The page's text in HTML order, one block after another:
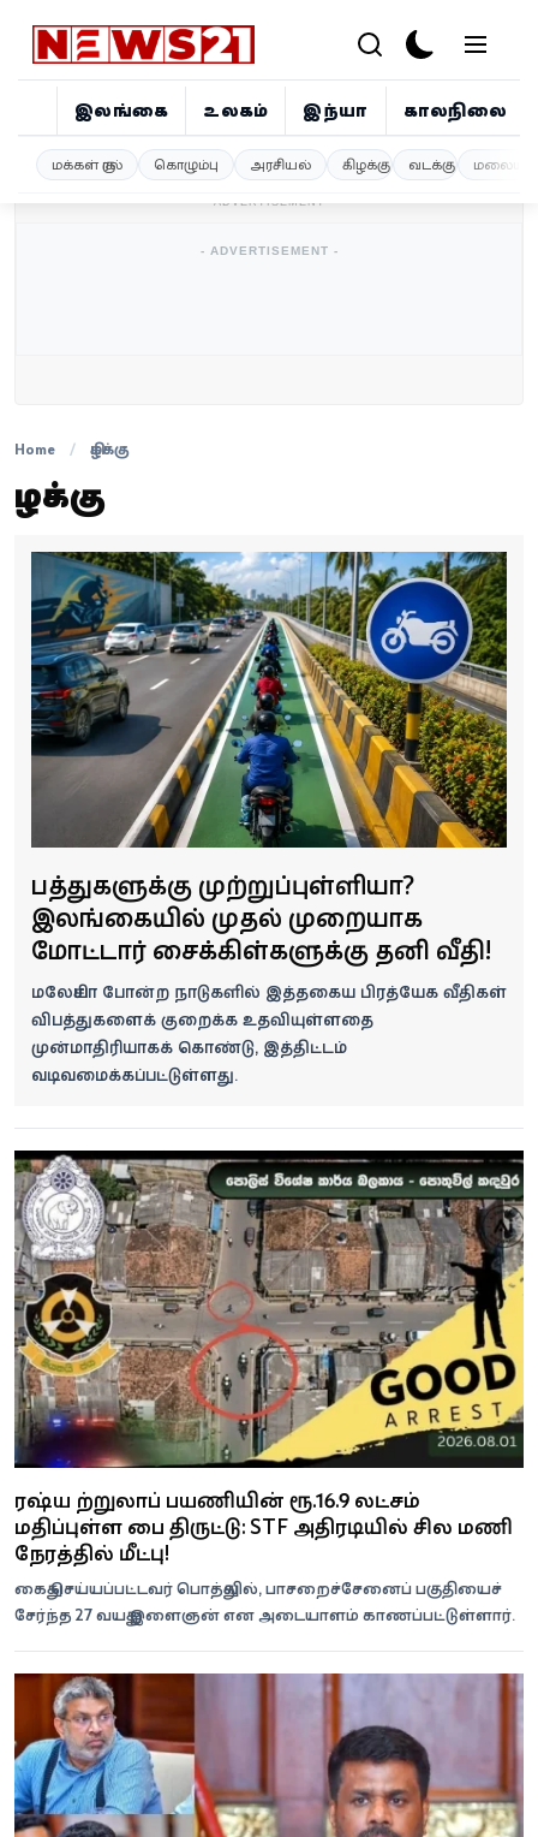
இலங்கை உலகம் இந்தியா காலநிலை
மக்கள் குரல் கொழும்பு அரசியல் கிழக்கு வடக்கு
இலங்கை
சினிமா
ஜோதிடம்
வீடியோ
வணிகம்
கட்டுரை
வெப்ஸ்டோரி
தமிழ்
- ADVERTISEMENT -
- ADVERTISEMENT -
Home / கிழக்கு
கிழக்கு
விபத்துகளுக்கு முற்றுப்புள்ளியா?
இலங்கையில் முதல் முறையாக
மோட்டார் சைக்கிள்களுக்கு தனி வீதி!
மலேசியா போன்ற நாடுகளில் இத்தகைய பிரத்யேக வீதிகள்
விபத்துகளைக் குறைக்க உதவியுள்ளதை
முன்மாதிரியாகக் கொண்டு, இத்திட்டம்
வடிவமைக்கப்பட்டுள்ளது.
ரஷ்ய சுற்றுலாப் பயணியின் ரூ.16.9 லட்சம்
மதிப்புள்ள பை திருட்டு: STF அதிரடியில் சில மணி
நேரத்தில் மீட்பு!
கைது செய்யப்பட்டவர் பொத்துவில், பாசறைச்சேனைப் பகுதியைச்
சேர்ந்த 27 வயது இளைஞன் என அடையாளம் காணப்பட்டுள்ளார்.